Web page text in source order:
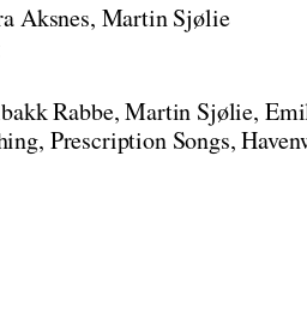
Aksnes, Martin Sjølie
Rabbe, Martin Sjølie,
Prescription Songs,